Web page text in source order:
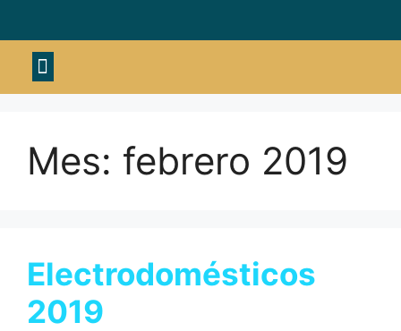
Mes: febrero 2019
Electrodomésticos
2019